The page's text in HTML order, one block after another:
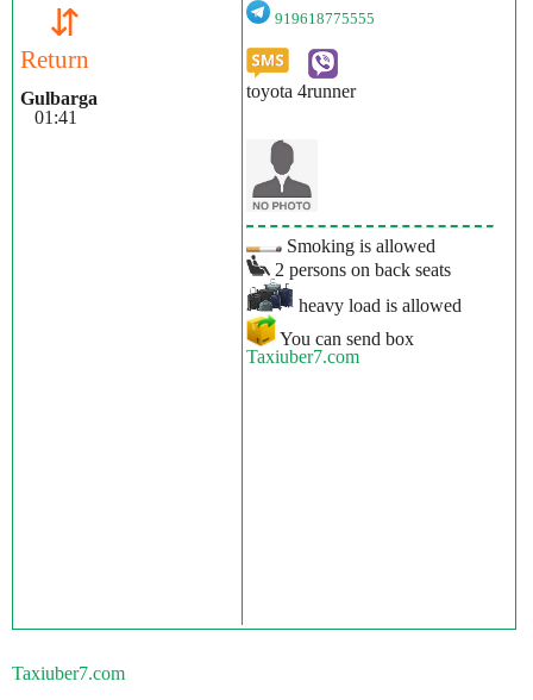
⇵
Return
Gulbarga
01:41
919618775555
toyota 4runner
Smoking is allowed
2 persons on back seats
heavy load is allowed
You can send box
Taxiuber7.com
Taxiuber7.com